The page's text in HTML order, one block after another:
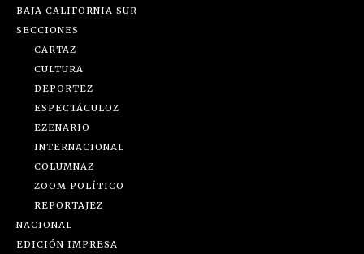
BAJA CALIFORNIA SUR
SECCIONES
CARTAZ
CULTURA
DEPORTEZ
ESPECTÁCULOZ
EZENARIO
INTERNACIONAL
COLUMNAZ
ZOOM POLÍTICO
REPORTAJEZ
NACIONAL
EDICIÓN IMPRESA